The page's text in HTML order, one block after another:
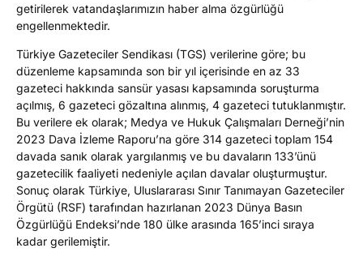
getirilerek vatandaşlarımızın haber alma özgürlüğü
engellenmektedir.
Türkiye Gazeteciler Sendikası (TGS) verilerine göre; bu
düzenleme kapsamında son bir yıl içerisinde en az 33
gazeteci hakkında sansür yasası kapsamında soruşturma
açılmış, 6 gazeteci gözaltına alınmış, 4 gazeteci tutuklanmıştır.
Bu verilere ek olarak; Medya ve Hukuk Çalışmaları Derneği’nin
2023 Dava İzleme Raporu’na göre 314 gazeteci toplam 154
davada sanık olarak yargılanmış ve bu davaların 133’ünü
gazetecilik faaliyeti nedeniyle açılan davalar oluşturmuştur.
Sonuç olarak Türkiye, Uluslararası Sınır Tanımayan Gazeteciler
Örgütü (RSF) tarafından hazırlanan 2023 Dünya Basın
Özgürlüğü Endeksi’nde 180 ülke arasında 165’inci sıraya
kadar gerilemiştir.